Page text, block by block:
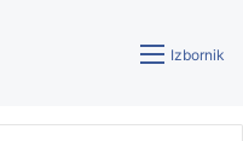
Izbornik